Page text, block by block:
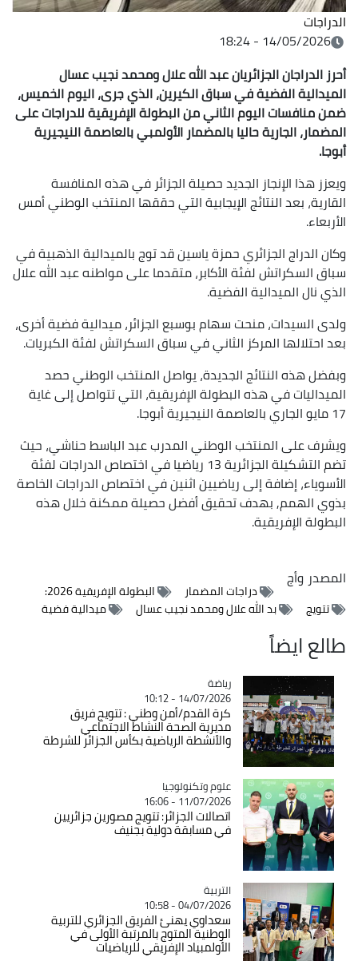
الدراجات
14/05/2026 - 18:24
أحرز الدراجان الجزائريان عبد الله علال ومحمد نجيب عسال
الميدالية الفضية في سباق الكيرين، الذي جرى، اليوم الخميس،
ضمن منافسات اليوم الثاني من البطولة الإفريقية للدراجات على
المضمار، الجارية حاليا بالمضمار الأولمبي بالعاصمة النيجيرية
أبوجا.
ويعزز هذا الإنجاز الجديد حصيلة الجزائر في هذه المنافسة
القارية، بعد النتائج الإيجابية التي حققها المنتخب الوطني أمس
الأربعاء.
وكان الدراج الجزائري حمزة ياسين قد توج بالميدالية الذهبية في
سباق السكراتش لفئة الأكابر، متقدما على مواطنه عبد الله علال
الذي نال الميدالية الفضية.
ولدى السيدات، منحت سهام بوسبع الجزائر، ميدالية فضية أخرى،
بعد احتلالها المركز الثاني في سباق السكراتش لفئة الكبريات.
وبفضل هذه النتائج الجديدة، يواصل المنتخب الوطني حصد
الميداليات في هذه البطولة الإفريقية، التي تتواصل إلى غاية
17 مايو الجاري بالعاصمة النيجيرية أبوجا.
ويشرف على المنتخب الوطني المدرب عبد الباسط حناشي، حيث
تضم التشكيلة الجزائرية 13 رياضيا في اختصاص الدراجات لفئة
الأسوياء، إضافة إلى رياضيين اثنين في اختصاص الدراجات الخاصة
بذوي الهمم, بهدف تحقيق أفضل حصيلة ممكنة خلال هذه
البطولة الإفريقية.
المصدروأج
دراجات المضمار
البطولة الإفريقية 2026:
تتويج
بد الله علال ومحمد نجيب عسال ميدالية فضية
طالع ايضاً
Catégorie
رياضة
14/07/2026 - 10:12
كرة القدم/أمن وطني : تتويج فريق
مديرية الصحة النشاط الاجتماعي
والأنشطة الرياضية بكأس الجزائر للشرطة
Catégorie
علوم وتكنولوجيا
11/07/2026 - 16:06
اتصالات الجزائر: تتويج مصورين جزائريين
في مسابقة دولية بجنيف
Catégorie
التربية
04/07/2026 - 10:58
سعداوي يهنئ الفريق الجزائري للتربية
الوطنية المتوج بالمرتبة الأولى في
الأولمبياد الإفريقي للرياضيات